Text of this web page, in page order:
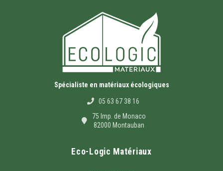
Spécialiste en matériaux écologiques
05 63 67 38 16
75 Imp. de Monaco
82000 Montauban
Eco-Logic Matériaux